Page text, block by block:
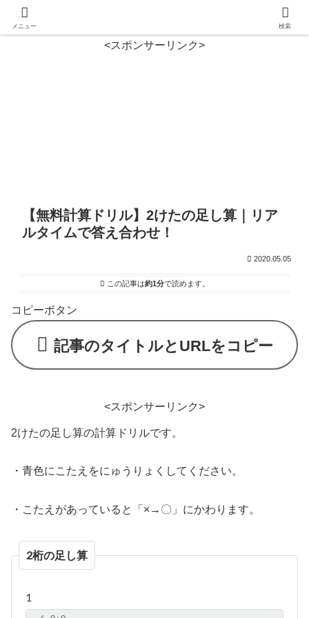
<スポンサーリンク>
【無料計算ドリル】2けたの足し算｜リア
ルタイムで答え合わせ！
2020.05.05
この記事は約1分で読めます。
コピーボタン
記事のタイトルとURLをコピー
<スポンサーリンク>
2けたの足し算の計算ドリルです。
・青色にこたえをにゅうりょくしてください。
・こたえがあっていると「×→〇」にかわります。
2桁の足し算
1
メニュー 検索